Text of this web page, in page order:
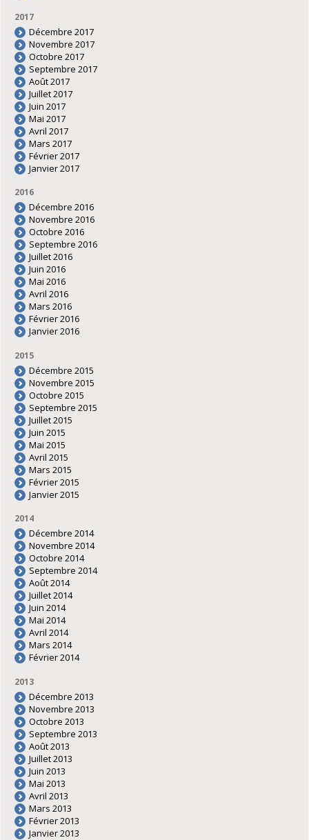
2017
Décembre 2017
Novembre 2017
Octobre 2017
Septembre 2017
Août 2017
Juillet 2017
Juin 2017
Mai 2017
Avril 2017
Mars 2017
Février 2017
Janvier 2017
2016
Décembre 2016
Novembre 2016
Octobre 2016
Septembre 2016
Juillet 2016
Juin 2016
Mai 2016
Avril 2016
Mars 2016
Février 2016
Janvier 2016
2015
Décembre 2015
Novembre 2015
Octobre 2015
Septembre 2015
Juillet 2015
Juin 2015
Mai 2015
Avril 2015
Mars 2015
Février 2015
Janvier 2015
2014
Décembre 2014
Novembre 2014
Octobre 2014
Septembre 2014
Août 2014
Juillet 2014
Juin 2014
Mai 2014
Avril 2014
Mars 2014
Février 2014
2013
Décembre 2013
Novembre 2013
Octobre 2013
Septembre 2013
Août 2013
Juillet 2013
Juin 2013
Mai 2013
Avril 2013
Mars 2013
Février 2013
Janvier 2013